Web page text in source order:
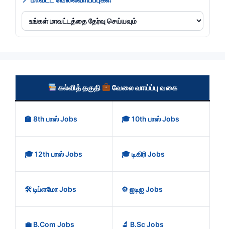
கல்வித் தகுதி வேலை வாய்ப்பு வகை
🏫 8th பாஸ் Jobs 🎓 10th பாஸ் Jobs
🎓 12th பாஸ் Jobs 🎓 டிகிரி Jobs
🛠️ டிப்ளமோ Jobs ⚙️ ஐடிஐ Jobs
💼 B.Com Jobs 🔬 B.Sc Jobs